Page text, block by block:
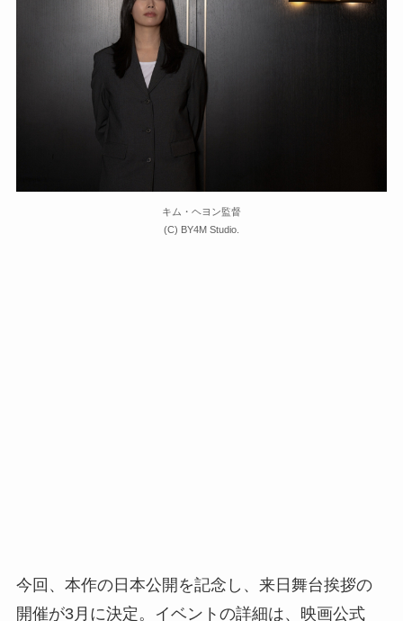
キム・ヘヨン監督
(C) BY4M Studio.
今回、本作の日本公開を記念し、来日舞台挨拶の
開催が3月に決定。イベントの詳細は、映画公式